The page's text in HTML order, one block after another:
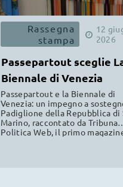
Rassegna
stampa
12
2026
Passepartout sceglie
Biennale di Venezia
Passepartout e la Biennale di
Venezia: un impegno a
Padiglione della Repubblica di
Marino, raccontato da Tribuna
Politica Web, il primo